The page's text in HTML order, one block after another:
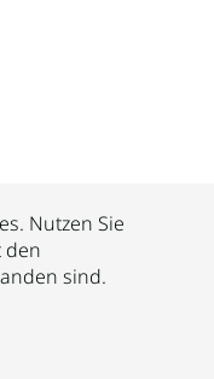
Nutzen Sie
den
sind.